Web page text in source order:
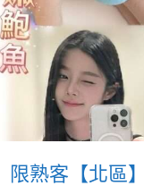
限熟客【北區